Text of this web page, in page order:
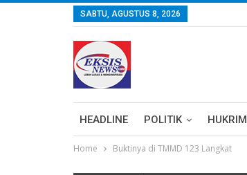
SABTU, AGUSTUS 8, 2026
HEADLINE POLITIK HUKRIM
Home Buktinya di TMMD 123 Langkat